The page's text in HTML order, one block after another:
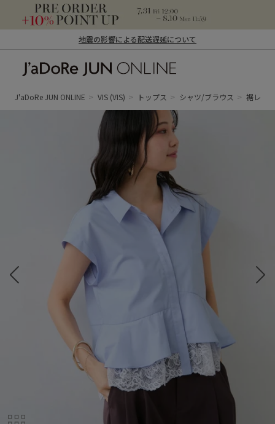
地震の影響による配送遅延について
ン オンライン）
J'aDoRe JUN ONLINE VIS (VIS) トップス シャツ/ブラウス 裾レー